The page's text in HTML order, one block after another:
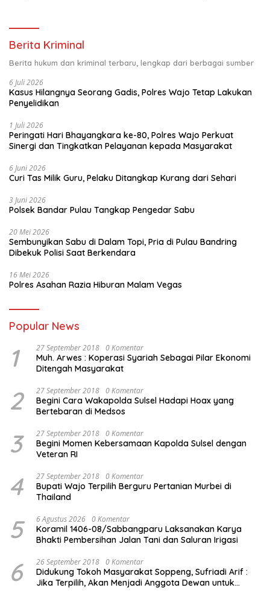
Berita Kriminal
Berita hukum dan kriminal terbaru, lengkap dari berbagai sumber
6 Juli 2026
Kasus Hilangnya Seorang Gadis, Polres Wajo Tetap Lakukan
Penyelidikan
1 Juli 2026
Peringati Hari Bhayangkara ke-80, Polres Wajo Perkuat
Sinergi dan Tingkatkan Pelayanan kepada Masyarakat
6 Juni 2026
Curi Tas Milik Guru, Pelaku Ditangkap Kurang dari Sehari
3 Juni 2026
Polsek Bandar Pulau Tangkap Pengedar Sabu
20 Mei 2026
Sembunyikan Sabu di Dalam Topi, Pria di Pulau Bandring
Dibekuk Polisi Saat Berkendara
16 Mei 2026
Polres Asahan Razia Hiburan Malam Vegas
Popular News
1 27 September 2018 0 Komentar
Muh. Arwes : Koperasi Syariah Sebagai Pilar Ekonomi
Ditengah Masyarakat
2 27 September 2018 0 Komentar
Begini Cara Wakapolda Sulsel Hadapi Hoax yang
Bertebaran di Medsos
3 27 September 2018 0 Komentar
Begini Momen Kebersamaan Kapolda Sulsel dengan
Veteran RI
4 27 September 2018 0 Komentar
Bupati Wajo Terpilih Berguru Pertanian Murbei di
Thailand
5 6 Agustus 2026 0 Komentar
Koramil 1406-08/Sabbangparu Laksanakan Karya
Bhakti Pembersihan Jalan Tani dan Saluran Irigasi
6 26 September 2018 0 Komentar
Didukung Tokoh Masyarakat Soppeng, Sufriadi Arif :
Jika Terpilih, Akan Menjadi Anggota Dewan untuk